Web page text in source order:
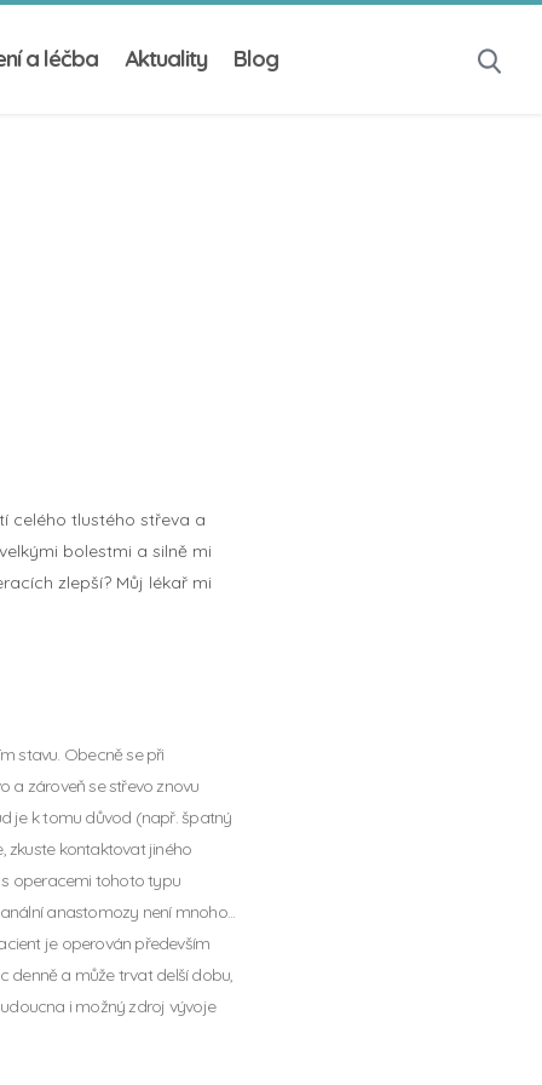
a léčba Aktuality Blog
celého tlustého střeva a
bolestmi a silně mi
zlepší? Můj lékař mi
stavu. Obecně se při
a zároveň se střevo znovu
je k tomu důvod (např. špatný
zkuste kontaktovat jiného
s operacemi tohoto typu
anastomozy není mnoho...
je operován především
denně a může trvat delší dobu,
i možný zdroj vývoje